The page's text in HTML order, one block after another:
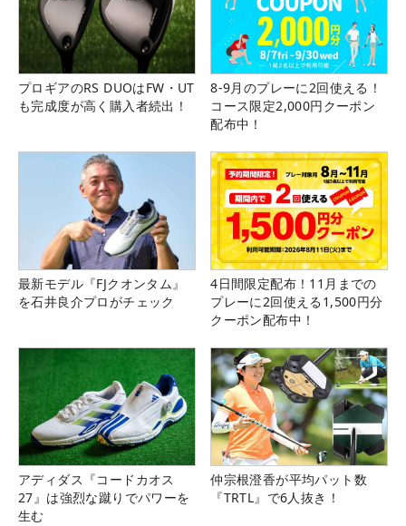
プロギアのRS DUOはFW・UT
も完成度が高く購入者続出！
8-9月のプレーに2回使える！
コース限定2,000円クーポン
配布中！
最新モデル『FJクオンタム』
を石井良介プロがチェック
4日間限定配布！11月までの
プレーに2回使える1,500円分
クーポン配布中！
アディダス『コードカオス
27』は強烈な蹴りでパワーを
生む
仲宗根澄香が平均パット数
『TRTL』で6人抜き！